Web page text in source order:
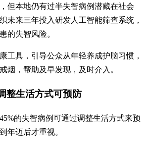
但本地仍有过半失智病例潜藏在社会
未来三年投入研发人工智能筛查系统，
的失智风险。
工具，引导公众从年轻养成护脑习惯，
烟，帮助及早发现，及时介入。
整生活方式可预防
的失智病例可通过调整生活方式来预
年迈后才重视。